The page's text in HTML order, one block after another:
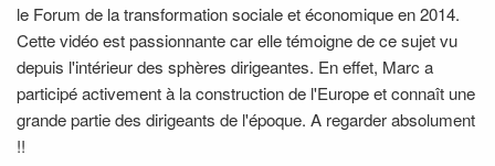
le Forum de la transformation sociale et économique en 2014.
Cette vidéo est passionnante car elle témoigne de ce sujet vu
depuis l'intérieur des sphères dirigeantes. En effet, Marc a
participé activement à la construction de l'Europe et connaît une
grande partie des dirigeants de l'époque. A regarder absolument
!!